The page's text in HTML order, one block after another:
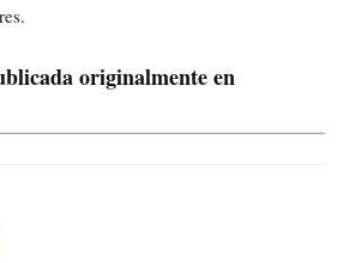
originalmente en